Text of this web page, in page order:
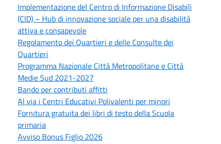
Implementazione del Centro di Informazione Disabili
(CID) – Hub di innovazione sociale per una disabilità
attiva e consapevole
Regolamento dei Quartieri e delle Consulte dei
Quartieri
Programma Nazionale Città Metropolitane e Città
Medie Sud 2021-2027
Bando per contributi affitti
Al via i Centri Educativi Polivalenti per minori
Fornitura gratuita dei libri di testo della Scuola
primaria
Avviso Bonus Figlio 2026